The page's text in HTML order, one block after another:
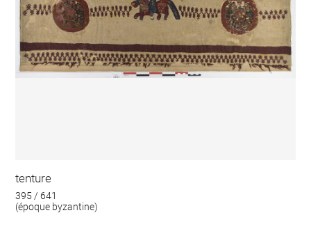
tenture
395 / 641
(époque byzantine)